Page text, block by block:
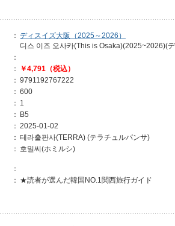
： ディスイズ大阪（2025～2026）
디스 이즈 오사카(This is Osaka)(2025~2026)(
：
：
￥4,791（税込）
： 9791192767222
： 600
： 1
：
B5
： 2025-01-02
： 테라출판사(TERRA) (テラチュルパンサ)
： 호밀씨(ホミルシ)
：
： ★読者が選んだ韓国NO.1関西旅行ガイド